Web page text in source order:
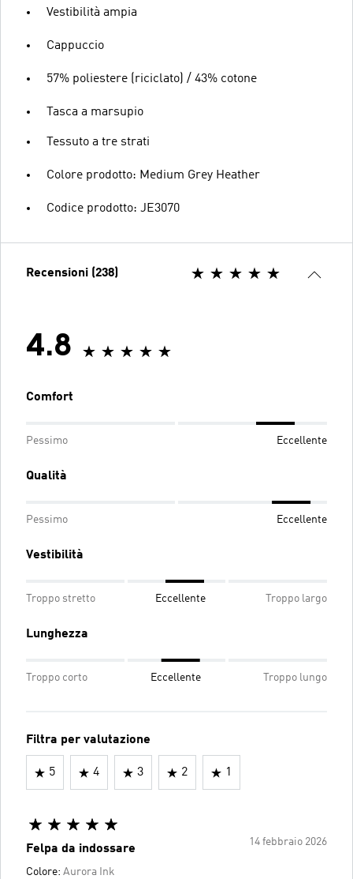
Vestibilità ampia
Cappuccio
57% poliestere (riciclato) / 43% cotone
Tasca a marsupio
Tessuto a tre strati
Colore prodotto: Medium Grey Heather
Codice prodotto: JE3070
Recensioni (238)
4.8
Comfort
Pessimo Eccellente
Qualità
Pessimo Eccellente
Vestibilità
Troppo stretto Eccellente Troppo largo
Lunghezza
Troppo corto Eccellente Troppo lungo
Filtra per valutazione
5 4 3 2 1
14 febbraio 2026
Felpa da indossare
Colore: Aurora Ink